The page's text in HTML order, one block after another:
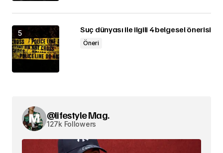
Suç dünyası ile ilgili 4 belgesel önerisi
Öneri
@lifestyle Mag.
127k Followers